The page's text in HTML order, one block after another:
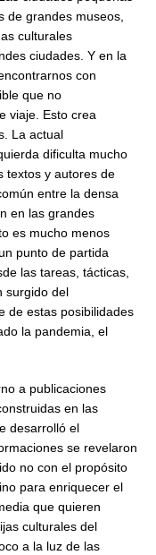
de grandes museos,
culturales
ciudades. Y en la
con
que no
viaje. Esto crea
La actual
dificulta mucho
textos y autores de
entre la densa
en las grandes
es mucho menos
punto de partida
las tareas, tácticas,
surgido del
de estas posibilidades
la pandemia, el
a publicaciones
en las
desarrolló el
se revelaron
no con el propósito
para enriquecer el
que quieren
culturales del
a la luz de las